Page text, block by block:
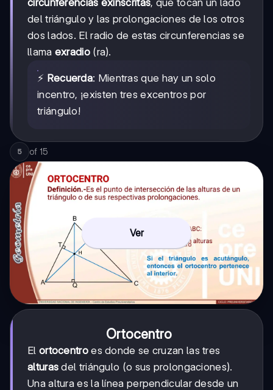
del triángulo y las prolongaciones de los otros
dos lados. El radio de estas circunferencias se
llama exradio(ra).
⚡ Recuerda: Mientras que hay un solo
incentro, ¡existen tres excentros por
triángulo!
5 of 15
Ver
Ortocentro
El ortocentroes donde se cruzan las tres
alturas del triángulo (o sus prolongaciones).
Una altura es la línea perpendicular desde un